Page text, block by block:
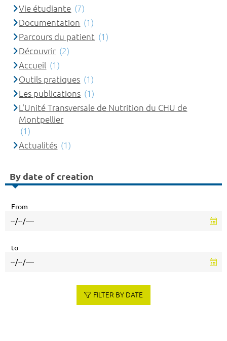
Vie étudiante (7)
Documentation (1)
Parcours du patient (1)
Découvrir (2)
Accueil (1)
Outils pratiques (1)
Les publications (1)
L'Unité Transversale de Nutrition du CHU de
Montpellier
(1)
Actualités (1)
By date of creation
From
to
FILTER BY DATE